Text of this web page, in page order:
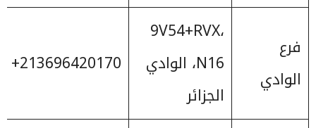
فرع
الوادي
9V54+RVX،
N16، الوادي
الجزائر
‎+213696420170